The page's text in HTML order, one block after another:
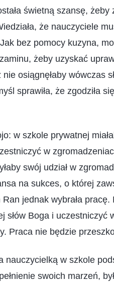
świetną szansę, żeby
że nauczyciele
bez pomocy kuzyna,
żeby uzyskać
osiągnęłaby wówczas
sprawiła, że zgodziła
w szkole prywatnej
w
swój udział w
na sukces, o której
jednak wybrała pracę.
słów Boga i uczestniczyć
Praca nie będzie
nauczycielką w szkole
swoich marzeń,